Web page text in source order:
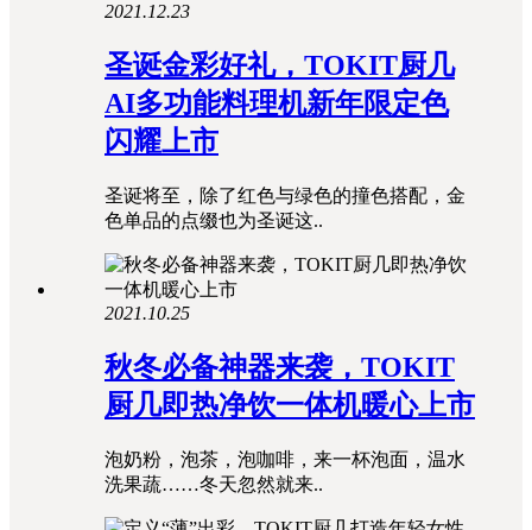
2021.12.23
圣诞金彩好礼，TOKIT厨几
AI多功能料理机新年限定色
闪耀上市
圣诞将至，除了红色与绿色的撞色搭配，金
色单品的点缀也为圣诞这..
2021.10.25
秋冬必备神器来袭，TOKIT
厨几即热净饮一体机暖心上市
泡奶粉，泡茶，泡咖啡，来一杯泡面，温水
洗果蔬……冬天忽然就来..